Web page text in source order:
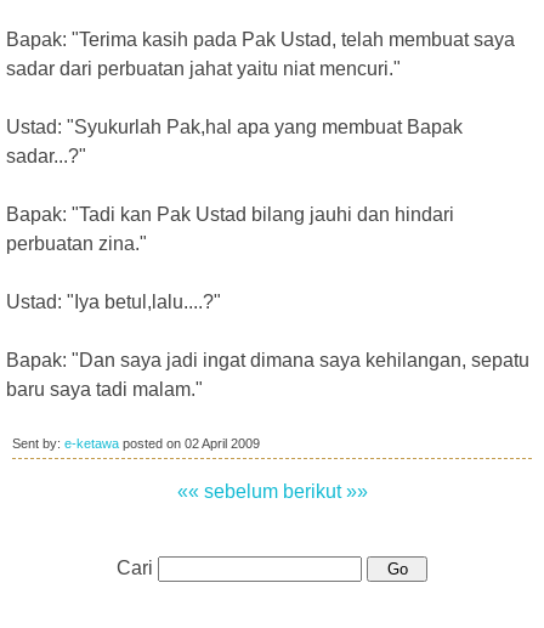
Bapak: "Terima kasih pada Pak Ustad, telah membuat saya
sadar dari perbuatan jahat yaitu niat mencuri."
Ustad: "Syukurlah Pak,hal apa yang membuat Bapak
sadar...?"
Bapak: "Tadi kan Pak Ustad bilang jauhi dan hindari
perbuatan zina."
Ustad: "Iya betul,lalu....?"
Bapak: "Dan saya jadi ingat dimana saya kehilangan, sepatu
baru saya tadi malam."
Sent by: e-ketawa posted on 02 April 2009
«« sebelum berikut »»
Cari